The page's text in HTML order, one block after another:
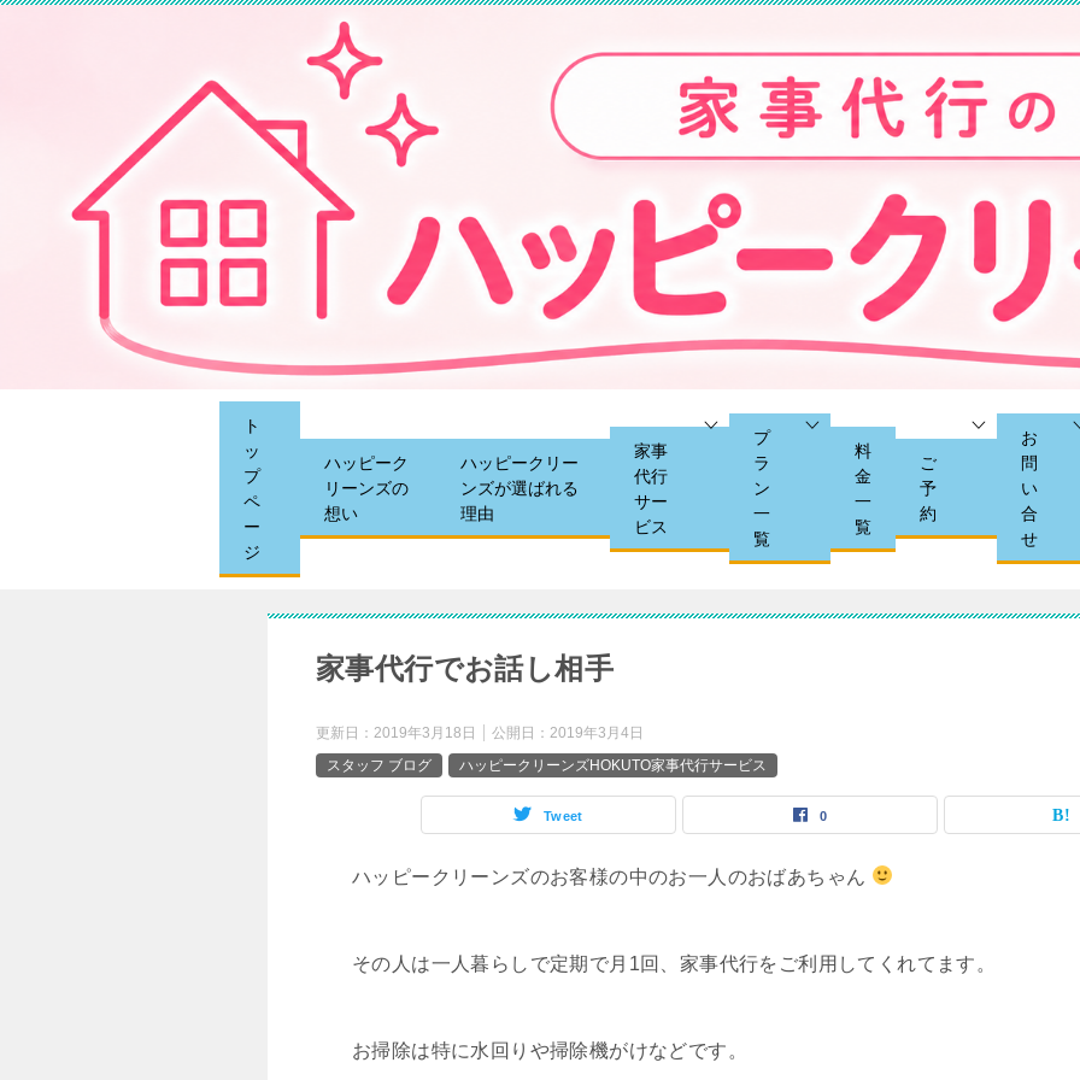
ト
ッ
プ
ペ
ー
ジ
ハッピーク
リーンズの
想い
ハッピークリー
ンズが選ばれる
理由
家事
代行
サー
ビス
プ
ラ
ン
一
覧
料
金
一
覧
ご
予
約
お
問
い
合
せ
家事代行でお話し相手
更新日： 2019年3月18日 公開日： 2019年3月4日
スタッフ ブログ
ハッピークリーンズHOKUTO家事代行サービス
Tweet 0
ハッピークリーンズのお客様の中のお一人のおばあちゃん
その人は一人暮らしで定期で月1回、家事代行をご利用してくれてます。
お掃除は特に水回りや掃除機がけなどです。